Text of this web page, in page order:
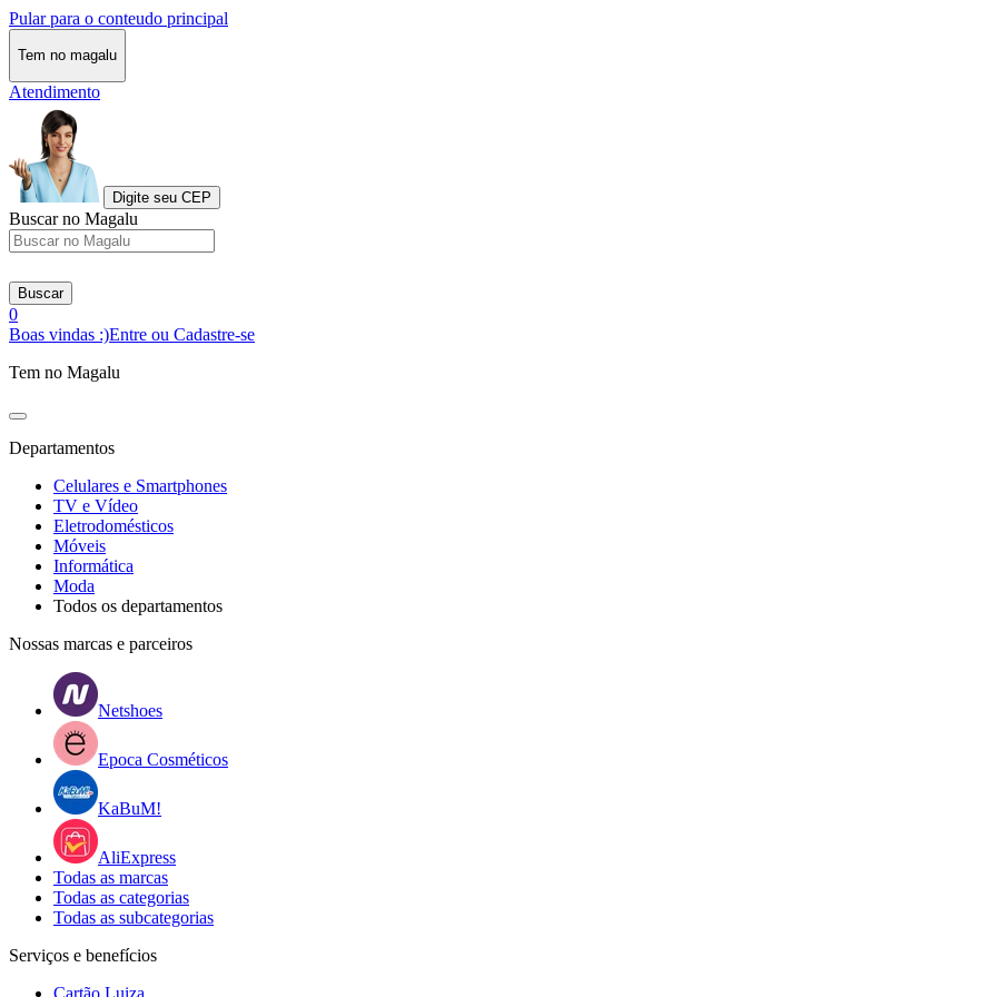
Pular para o conteudo principal
Tem no magalu
Atendimento
Digite seu CEP
Buscar no Magalu
Buscar
0
Boas vindas :)Entre ou Cadastre-se
Tem no Magalu
Departamentos
Celulares e Smartphones
TV e Vídeo
Eletrodomésticos
Móveis
Informática
Moda
Todos os departamentos
Nossas marcas e parceiros
Netshoes
Epoca Cosméticos
KaBuM!
AliExpress
Todas as marcas
Todas as categorias
Todas as subcategorias
Serviços e benefícios
Cartão Luiza